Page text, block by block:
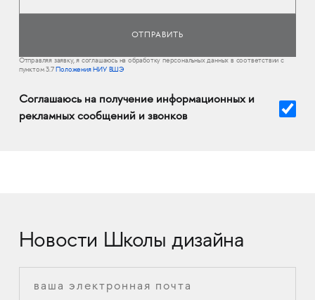
Отправляя заявку, я соглашаюсь на обработку персональных данных в соответствии с
пунктом 3.7
Положения НИУ ВШЭ
Соглашаюсь на получение информационных и
рекламных сообщений и звонков
Новости Школы дизайна